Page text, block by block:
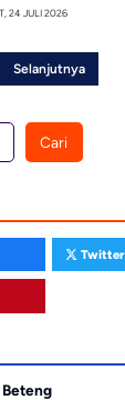
24 JULI 2026
Selanjutnya
Cari
Twitter